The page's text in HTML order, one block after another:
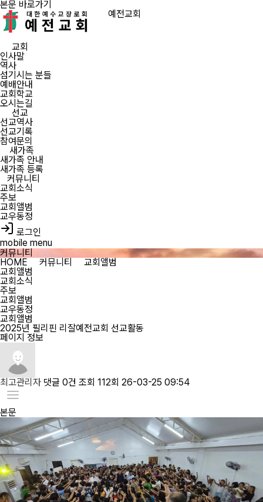
본문 바로가기
예전교회
교회
인사말
역사
섬기시는 분들
예배안내
교회학교
오시는길
선교
선교역사
선교기록
참여문의
새가족
새가족 안내
새가족 등록
커뮤니티
교회소식
주보
교회앨범
교우동정
로그인
mobile menu
커뮤니티
HOME
커뮤니티
교회앨범
교회앨범
교회소식
주보
교회앨범
교우동정
교회앨범
2025년 필리핀 리잘예전교회 선교활동
페이지 정보
최고관리자 댓글 0건 조회 112회 26-03-25 09:54
본문